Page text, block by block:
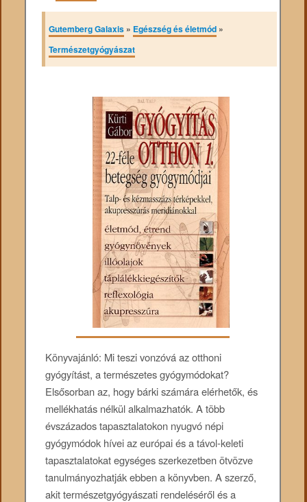
Gutemberg Galaxis » Egészség és életmód »
Természetgyógyászat
Könyvajánló: Mi teszi vonzóvá az otthoni
gyógyítást, a természetes gyógymódokat?
Elsősorban az, hogy bárki számára elérhetők, és
mellékhatás nélkül alkalmazhatók. A több
évszázados tapasztalatokon nyugvó népi
gyógymódok hívei az európai és a távol-keleti
tapasztalatokat egységes szerkezetben ötvözve
tanulmányozhatják ebben a könyvben. A szerző,
akit természetgyógyászati rendeléséről és a